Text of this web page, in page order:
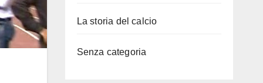
La storia del calcio
Senza categoria